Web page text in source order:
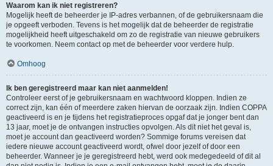
Waarom kan ik niet registreren?
Mogelijk heeft de beheerder je IP-adres verbannen, of de gebruikersnaam die
je opgeeft verboden. Tevens is het mogelijk dat de beheerder de registratie
mogelijkheid heeft uitgeschakeld om zo de registratie van nieuwe gebruikers
te voorkomen. Neem contact op met de beheerder voor verdere hulp.
Omhoog
Ik ben geregistreerd maar kan niet aanmelden!
Controleer eerst of je gebruikersnaam en wachtwoord kloppen. Indien ze
correct zijn, kan één of meerdere zaken hiervan de oorzaak zijn. Indien COPPA
geactiveerd is en je tijdens het registratieproces opgaf dat je jonger bent dan
13 jaar, moet je de ontvangen instructies opvolgen. Als dit niet het geval is,
moet je account dan geactiveerd worden? Sommige forums vereisen dat
iedere nieuwe account geactiveerd wordt, ofwel door jezelf of door een
beheerder. Wanneer je je geregistreerd hebt, werd ook medegedeeld of dit al